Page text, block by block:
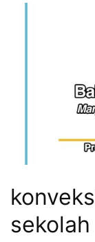
sekolah